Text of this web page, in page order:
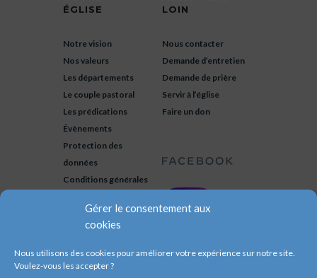
Gérer le consentement aux
cookies
Nous utilisons des cookies pour améliorer votre expérience sur notre site.
Voulez-vous les accepter ?
ÉGLISE
Notre vision
Nos valeurs
Les départements
Le couple pastoral
Les prédications
Évènements
Protection des
données
Conditions générales
LOIN
Nous contacter
Demande d’entretien
Demande de prière
Servir à l’église
Faire un don